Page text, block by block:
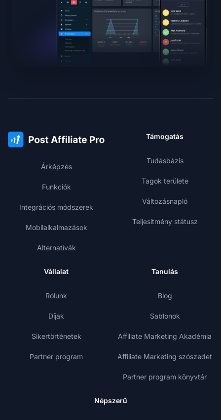
Árképzés
Funkciók
Integrációs módszerek
Mobilalkalmazások
Alternatívák
Támogatás
Tudásbázis
Tagok területe
Változásnapló
Teljesítmény státusz
Vállalat
Rólunk
Díjak
Sikertörténetek
Partner program
Tanulás
Blog
Sablonok
Affiliate Marketing Akadémia
Affiliate Marketing szószedet
Partner program könyvtár
Népszerű